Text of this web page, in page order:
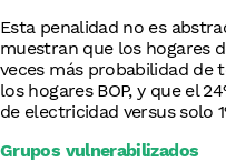
Esta penalidad no es
muestran que los hogares
veces más probabilidad de
los hogares BOP, y que el
de electricidad versus solo
Grupos vulnerabilizados